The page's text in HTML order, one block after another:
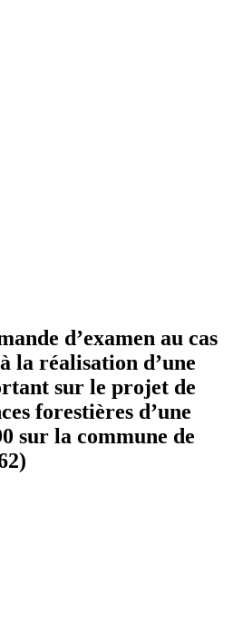
d’examen au cas
la réalisation d’une
sur le projet de
forestières d’une
sur la commune de